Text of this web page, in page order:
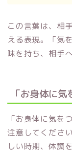
この言葉は、相
える表現。「気
味を持ち、相手
「お身体に
「お身体に気を
注意してくださ
しい時期、体調